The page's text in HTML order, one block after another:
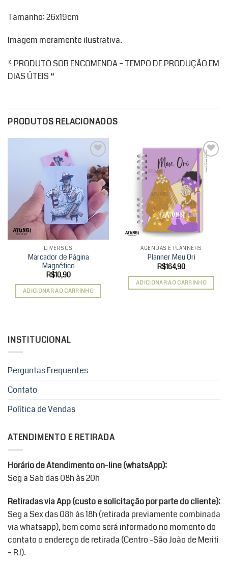
Tamanho: 26x19cm
Imagem meramente ilustrativa.
* PRODUTO SOB ENCOMENDA – TEMPO DE PRODUÇÃO EM
DIAS ÚTEIS “
PRODUTOS RELACIONADOS
Add to
wishlist
DIVERSOS
Marcador de Página
Magnético
R$10,90
ADICIONAR AO CARRINHO
Add to
wishlist
AGENDAS E PLANNERS
Planner Meu Ori
R$164,90
ADICIONAR AO CARRINHO
INSTITUCIONAL
Perguntas Frequentes
Contato
Política de Vendas
ATENDIMENTO E RETIRADA
Horário de Atendimento on-line (whatsApp):
Seg a Sab das 08h às 20h
Retiradas via App (custo e solicitação por parte do cliente):
Seg a Sex das 08h às 18h (retirada previamente combinada
via whatsapp), bem como será informado no momento do
contato o endereço de retirada (Centro -São João de Meriti
– RJ).